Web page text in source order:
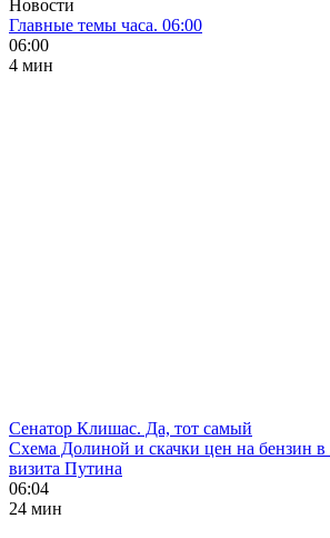
Новости
Главные темы часа. 06:00
06:00
4 мин
Сенатор Клишас. Да, тот самый
Схема Долиной и скачки цен на бензин в
визита Путина
06:04
24 мин